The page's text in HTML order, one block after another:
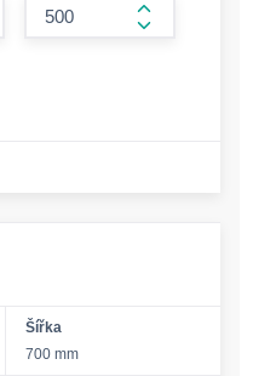
form.increase-
Šířka
700 mm